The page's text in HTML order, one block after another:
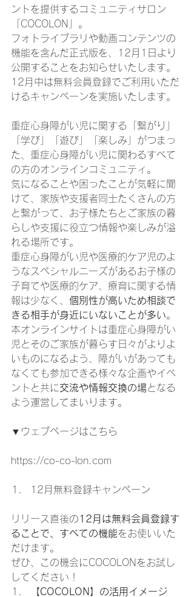
ントを提供するコミュニティサロン
「COCOLON」。
フォトライブラリや動画コンテンツの
機能を含んだ正式版を、12月1日より
公開することをお知らせいたします。
12月中は無料会員登録でご利用いただ
けるキャンペーンを実施いたします。
重症心身障がい児に関する「繋がり」
「学び」「遊び」「楽しみ」がつまっ
た、重症心身障がい児に関わるすべて
の方のオンラインコミュニティ。
気になることや困ったことが気軽に聞
けて、家族や支援者同士たくさんの方
と繋がって、お子様たちとご家族の暮
らしや支援に役立つ情報や楽しみが溢
れる場所です。
重症心身障がい児や医療的ケア児のよ
うなスペシャルニーズがあるお子様の
子育てや医療的ケア、療育に関する情
報は少なく、 個別性が高いため相談で
きる相手が身近にいないことが多い。
本オンラインサイトは重症心身障がい
児とそのご家族が暮らす日々がよりよ
いものになるよう、障がいがあっても
なくても参加できる様々な企画やイベ
ントと共に交流や情報交換の場となる
よう運営してまいります。
▼ウェブページはこちら
https://co-co-lon.com
12月無料登録キャンペーン
リリース直後の 12月は無料会員登録す
ることで、すべての機能をお使いいた
だけます。
ぜひ、この機会にCOCOLONをお試し
してください！
【COCOLON】の活用イメージ